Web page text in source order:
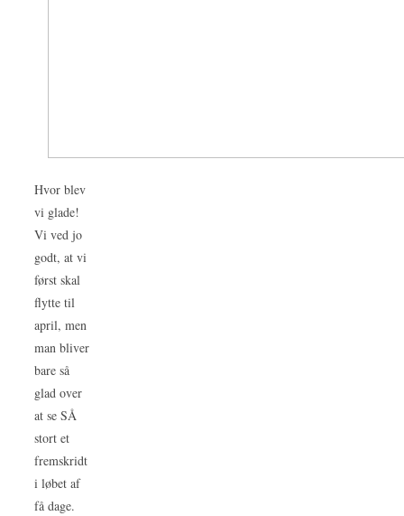
Hvor blev
vi glade!
Vi ved jo
godt, at vi
først skal
flytte til
april, men
man bliver
bare så
glad over
at se SÅ
stort et
fremskridt
i løbet af
få dage.